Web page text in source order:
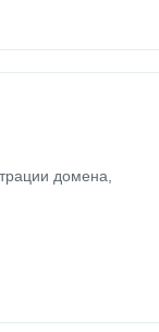
домена,